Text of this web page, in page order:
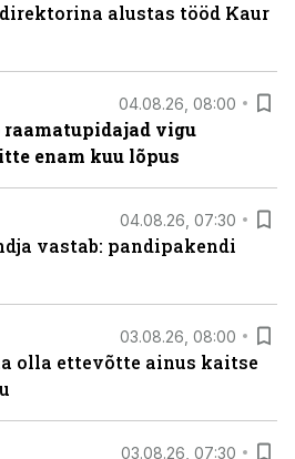
alustas tööd Kaur
04.08.26, 08:00
raamatupidajad vigu
enam kuu lõpus
04.08.26, 07:30
vastab: pandipakendi
03.08.26, 08:00
olla ettevõtte ainus kaitse
03.08.26, 07:30